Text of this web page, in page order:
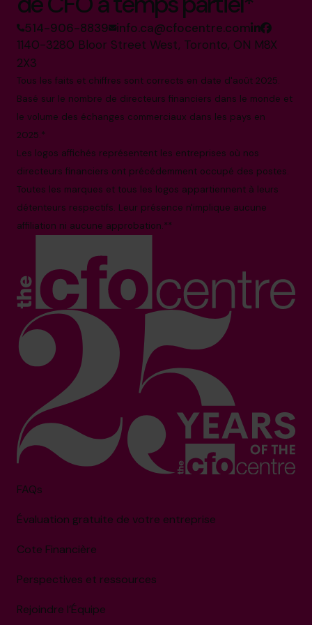
514-906-8839 info.ca@cfocentre.com
1140-3280 Bloor Street West, Toronto, ON M8X
2X3
Tous les faits et chiffres sont corrects en date d'août 2025.
Basé sur le nombre de directeurs financiers dans le monde et
le volume des échanges commerciaux dans les pays en
2025.*
Les logos affichés représentent les entreprises où nos
directeurs financiers ont précédemment occupé des postes.
Toutes les marques et tous les logos appartiennent à leurs
détenteurs respectifs. Leur présence n'implique aucune
affiliation ni aucune approbation.**
FAQs
Évaluation gratuite de votre entreprise
Cote Financière
Perspectives et ressources
Rejoindre l’Équipe